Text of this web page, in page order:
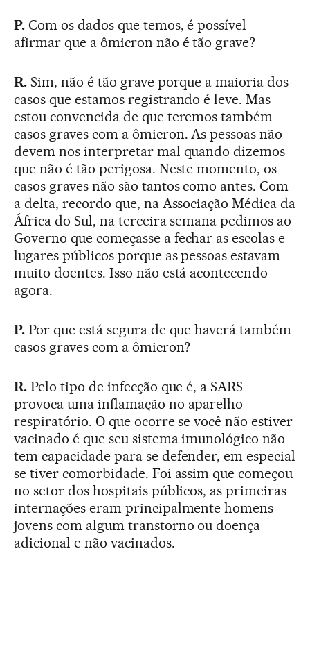
P. Com os dados que temos, é possível
afirmar que a ômicron não é tão grave?
R.Sim, não é tão grave porque a maioria dos
casos que estamos registrando é leve. Mas
estou convencida de que teremos também
casos graves com a ômicron. As pessoas não
devem nos interpretar mal quando dizemos
que não é tão perigosa. Neste momento, os
casos graves não são tantos como antes. Com
a delta, recordo que, na Associação Médica da
África do Sul, na terceira semana pedimos ao
Governo que começasse a fechar as escolas e
lugares públicos porque as pessoas estavam
muito doentes. Isso não está acontecendo
agora.
P. Por que está segura de que haverá também
casos graves com a ômicron?
R.Pelo tipo de infecção que é, a SARS
provoca uma inflamação no aparelho
respiratório. O que ocorre se você não estiver
vacinado é que seu sistema imunológico não
tem capacidade para se defender, em especial
se tiver comorbidade. Foi assim que começou
no setor dos hospitais públicos, as primeiras
internações eram principalmente homens
jovens com algum transtorno ou doença
adicional e não vacinados.